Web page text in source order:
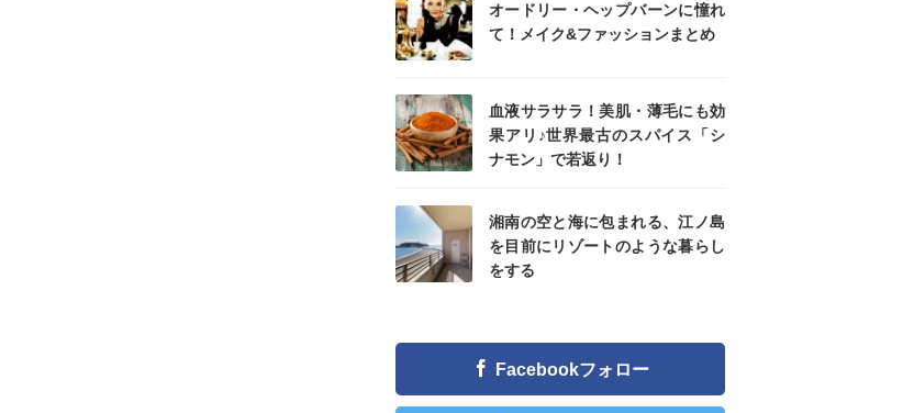
オードリー・ヘップバーンに憧れ
て！メイク&ファッションまとめ
血液サラサラ！美肌・薄毛にも効
果アリ♪世界最古のスパイス「シ
ナモン」で若返り！
湘南の空と海に包まれる、江ノ島
を目前にリゾートのような暮らし
をする
Facebookフォロー